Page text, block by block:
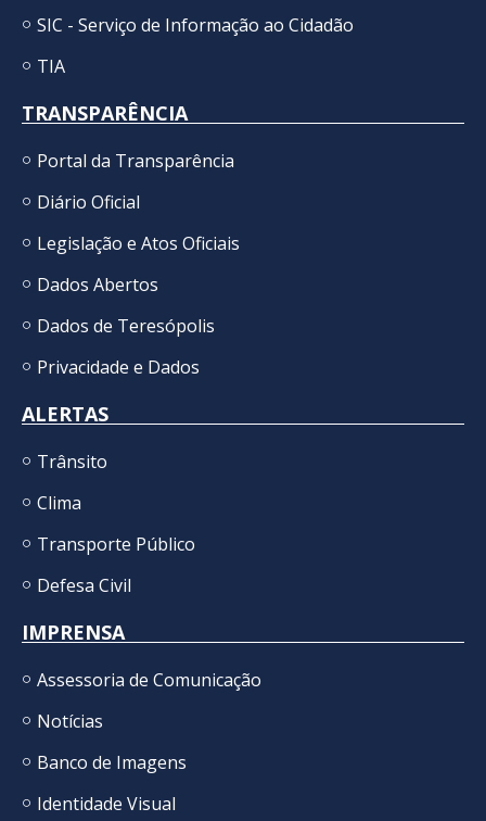
SIC - Serviço de Informação ao Cidadão
TIA
TRANSPARÊNCIA
Portal da Transparência
Diário Oficial
Legislação e Atos Oficiais
Dados Abertos
Dados de Teresópolis
Privacidade e Dados
ALERTAS
Trânsito
Clima
Transporte Público
Defesa Civil
IMPRENSA
Assessoria de Comunicação
Notícias
Banco de Imagens
Identidade Visual